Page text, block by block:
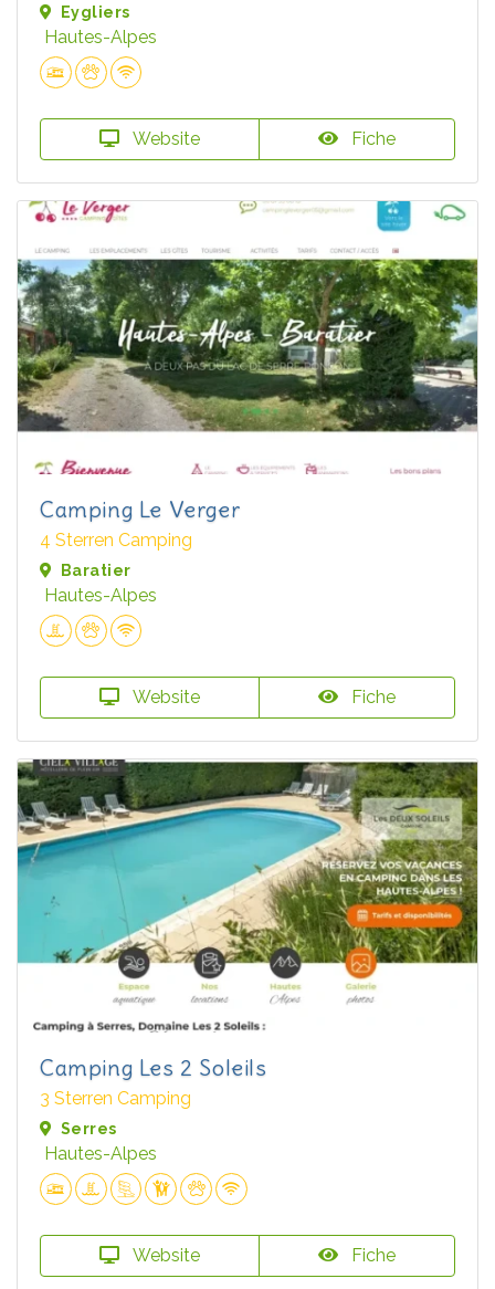
Eygliers
Hautes-Alpes
Website Fiche
Camping Le Verger
4 Sterren Camping
Baratier
Hautes-Alpes
Website Fiche
Camping Les 2 Soleils
3 Sterren Camping
Serres
Hautes-Alpes
Website Fiche